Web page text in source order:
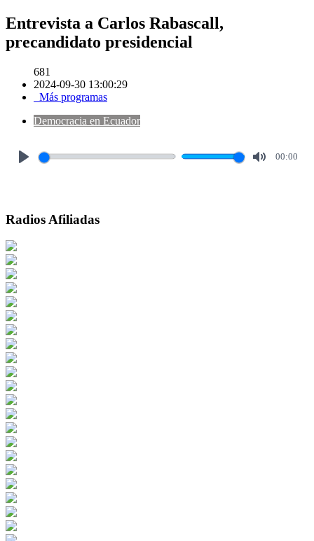
Entrevista a Carlos Rabascall,
precandidato presidencial
681
2024-09-30 13:00:29
Más programas
Democracia en Ecuador
00:00
Radios Afiliadas